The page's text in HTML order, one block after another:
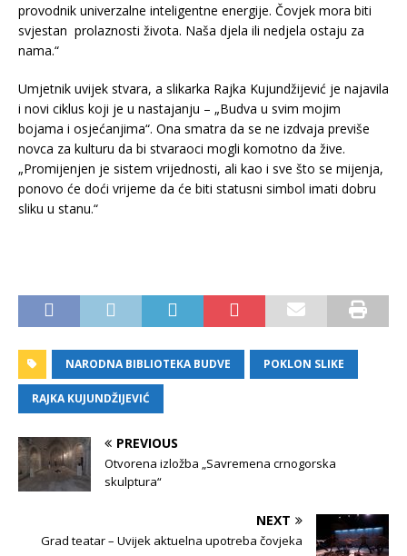
provodnik univerzalne inteligentne energije. Čovjek mora biti
svjestan prolaznosti života. Naša djela ili nedjela ostaju za
nama.“
Umjetnik uvijek stvara, a slikarka Rajka Kujundžijević je najavila
i novi ciklus koji je u nastajanju – „Budva u svim mojim
bojama i osjećanjima“. Ona smatra da se ne izdvaja previše
novca za kulturu da bi stvaraoci mogli komotno da žive.
„Promijenjen je sistem vrijednosti, ali kao i sve što se mijenja,
ponovo će doći vrijeme da će biti statusni simbol imati dobru
sliku u stanu.“
NARODNA BIBLIOTEKA BUDVE POKLON SLIKE
RAJKA KUJUNDŽIJEVIĆ
PREVIOUS
Otvorena izložba „Savremena crnogorska
skulptura“
NEXT
Grad teatar – Uvijek aktuelna upotreba čovjeka